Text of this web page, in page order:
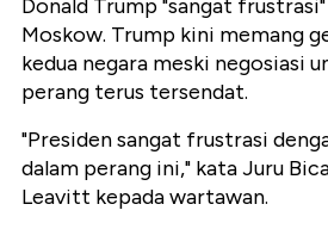
Donald Trump "sangat
Moskow. Trump kini memang
kedua negara meski negosiasi
perang terus tersendat.
"Presiden sangat frustrasi
dalam perang ini," kata Juru
Leavitt kepada wartawan.